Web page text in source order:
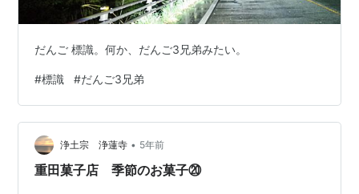
だんご 標識。何か、だんご3兄弟みたい。
#標識 #だんご3兄弟
浄土宗 浄蓮寺 • 5年前
重田菓子店 季節のお菓子⑳